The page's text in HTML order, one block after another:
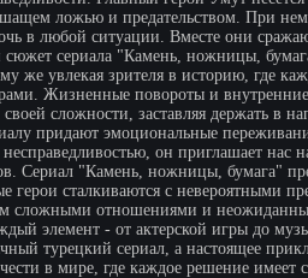
ложью и предательством. При нем
в любой ситуации. Вместе они
сериала "Камень, ножницы,
же увлекая зрителя в историю, где
Жизненные повороты и внутренние
сложности, заставляя держать в
придают эмоциональные
он приглашает нас
Сериал "Камень, ножницы, бумага"
герои сталкиваются с невероятными
сложными отношениями и
элемент - от актерской игры до
турецкий сериал, а настоящее
в мире, где каждое решение имеет